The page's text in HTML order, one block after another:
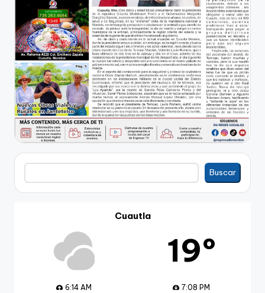
Buscar
Buscar
Cuautla
19º
6:14 AM
7:08 PM